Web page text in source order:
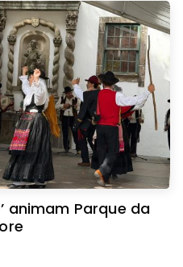
animam Parque da